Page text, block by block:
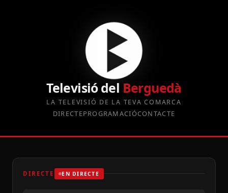
Televisió del Berguedà
LA TELEVISIÓ DE LA TEVA COMARCA
DIRECTEPROGRAMACIÓCONTACTE
DIRECTE EN DIRECTE